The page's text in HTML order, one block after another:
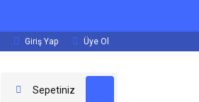
Giriş Yap Üye Ol
Sepetiniz